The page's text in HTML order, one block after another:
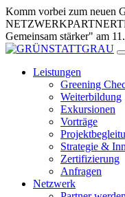
Zum
Inhalt
springen
Komm vorbei zum neuen
Gemeinsam stärker" am
Leistungen
Greening
Weiterbildung
Exkursionen
Vorträge
Strategie &
Zertifizierung
Anfragen
Netzwerk